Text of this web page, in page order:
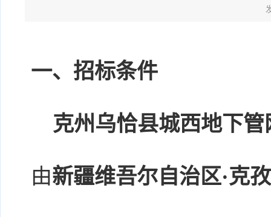
一、招标条件
克州乌恰县城西地下
由新疆维吾尔自治区·克